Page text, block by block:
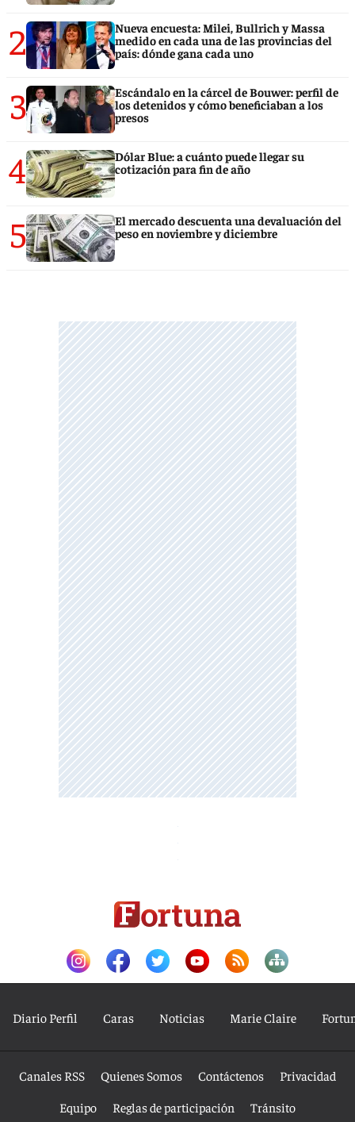
2
Nueva encuesta: Milei, Bullrich y Massa
medido en cada una de las provincias del
país: dónde gana cada uno
3
Escándalo en la cárcel de Bouwer: perfil de
los detenidos y cómo beneficiaban a los
presos
4
Dólar Blue: a cuánto puede llegar su
cotización para fin de año
5
El mercado descuenta una devaluación del
peso en noviembre y diciembre
Diario Perfil Caras Noticias Marie Claire
Canales RSS Quienes Somos Contáctenos
Privacidad
Equipo
Reglas de participación Tránsito